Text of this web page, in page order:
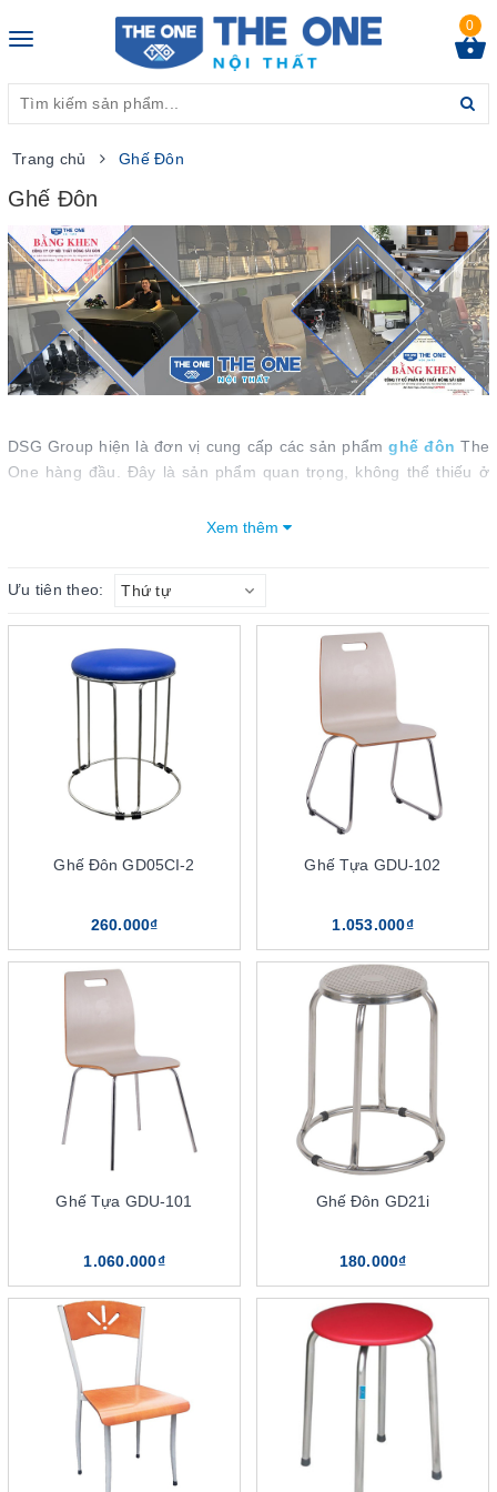
Toggle
0
Trang chủ Ghế Đôn
Ghế Đôn
DSG Group hiện là đơn vị cung cấp các sản phẩmghế đôn The
One hàng đầu. Đây là sản phẩm quan trọng, không thể thiếu ở
tính tiện dụng, đa năng của sản phẩm.
Mục lục bài viết
5 điểm nổi bật của dòng ghế đôn The One
Thiết kế nhỏ gọn
Mẫu mã cực kỳ đa dạng
Tính đa năng
Thương hiệu sản xuất uy tín
Giá cả hợp lý
Các mẫu ghế đôn The One phổ biến trên thị trường
Ghế đôn nhựa The One
Những lưu ý và lời khuyên khi sử dụng ghế đôn
Sử dụng trong phòng khách
Sử dụng làm ghế đôn cho bàn trang điểm
Sử dụng đa năng
Vì sao khách hàng nên mua ghế đôn The One tại DSG
Group
Xem thêm
Ưu tiên theo: Thứ tự
Ghế Đôn GD05CI-2
260.000₫
Ghế Tựa GDU-102
1.053.000₫
Ghế Tựa GDU-101
1.060.000₫
Ghế Đôn GD21i
180.000₫